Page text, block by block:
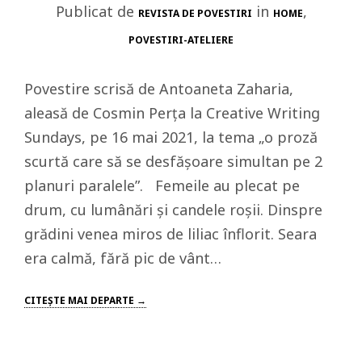
Publicat de REVISTA DE POVESTIRI in HOME,
POVESTIRI-ATELIERE
Povestire scrisă de Antoaneta Zaharia,
aleasă de Cosmin Perța la Creative Writing
Sundays, pe 16 mai 2021, la tema „o proză
scurtă care să se desfășoare simultan pe 2
planuri paralele”. Femeile au plecat pe
drum, cu lumânări și candele roșii. Dinspre
grădini venea miros de liliac înflorit. Seara
era calmă, fără pic de vânt…
CITEŞTE MAI DEPARTE →